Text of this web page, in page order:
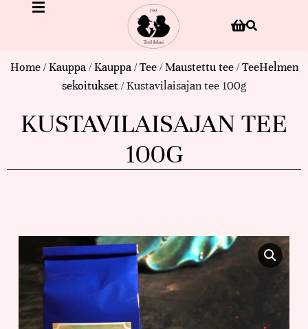
Home/Kauppa/Kauppa/Tee/Maustettu tee/TeeHelmen
sekoitukset / Kustavilaisajan tee 100g
KUSTAVILAISAJAN TEE
100G